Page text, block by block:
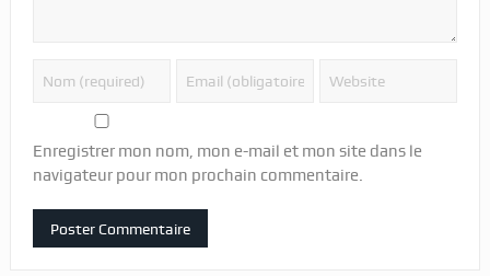
Enregistrer mon nom, mon e-mail et mon site dans le
navigateur pour mon prochain commentaire.